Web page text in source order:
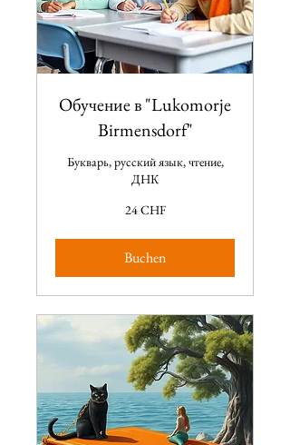
Обучение в "Lukomorje
Birmensdorf"
Букварь, русский язык, чтение,
ДНК
24 CHF
Buchen